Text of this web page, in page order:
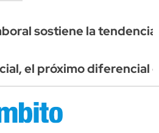
sostiene la
el próximo diferencial